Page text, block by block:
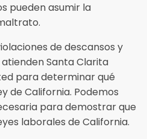
pueden asumir la
de descansos y
Santa Clarita
para determinar qué
de California. Podemos
para demostrar que
laborales de California.